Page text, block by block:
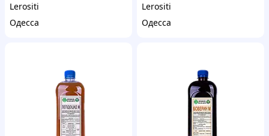
Lerositi
Одесса
Lerositi
Одесса